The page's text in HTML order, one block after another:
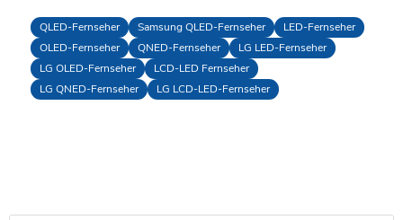
QLED-Fernseher Samsung QLED-Fernseher
LED-Fernseher
OLED-Fernseher
QNED-Fernseher
LG LED-Fernseher
LG OLED-Fernseher
LCD-LED Fernseher
LG QNED-Fernseher
LG LCD-LED-Fernseher